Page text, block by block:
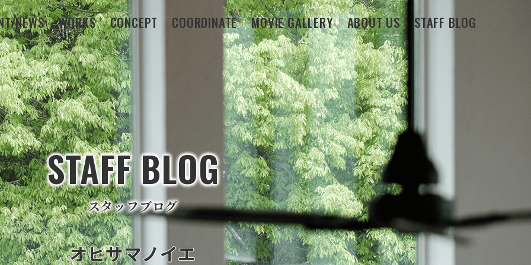
NEWS WORKS CONCEPT COORDINATE MOVIE GALLERY ABOUT US STAFF BLOG
オヒサマノイエ
STAFF BLOG
スタッフブログ